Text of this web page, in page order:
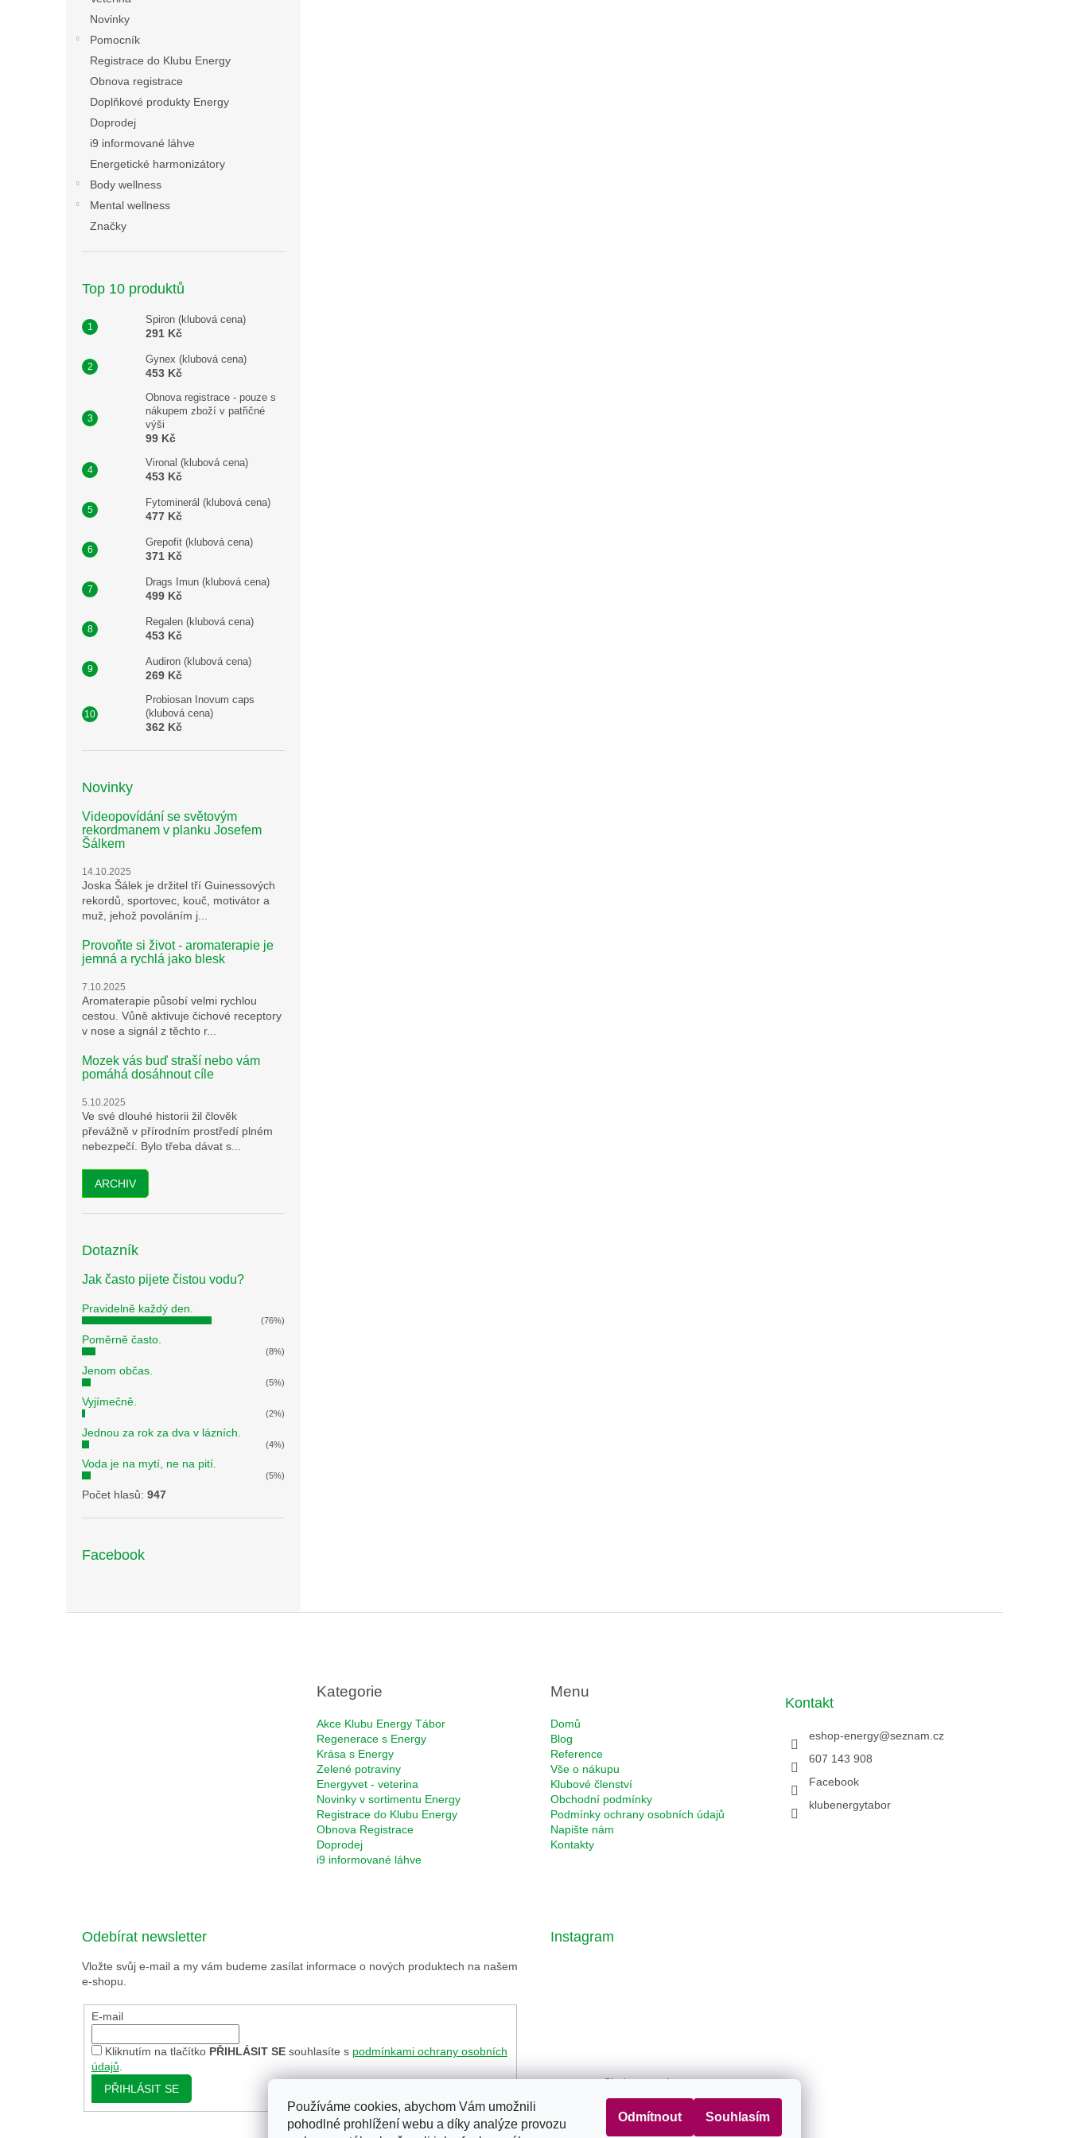
Používáme cookies, abychom Vám umožnili
pohodlné prohlížení webu a díky analýze provozu
Odmítnout Souhlasím
Novinky
Pomocník
Registrace do Klubu Energy
Obnova registrace
Doplňkové produkty Energy
Doprodej
i9 informované láhve
Energetické harmonizátory
Body wellness
Mental wellness
Značky
Top 10 produktů
Spiron (klubová cena)
291 Kč
Gynex (klubová cena)
453 Kč
Obnova registrace - pouze s
nákupem zboží v patřičné
výši
99 Kč
Vironal (klubová cena)
453 Kč
Fytominerál (klubová cena)
477 Kč
Grepofit (klubová cena)
371 Kč
Drags Imun (klubová cena)
499 Kč
Regalen (klubová cena)
453 Kč
Audiron (klubová cena)
269 Kč
Probiosan Inovum caps
(klubová cena)
362 Kč
Novinky
Videopovídání se světovým
rekordmanem v planku Josefem
Šálkem
14.10.2025
Joska Šálek je držitel tří Guinessových
rekordů, sportovec, kouč, motivátor a
muž, jehož povoláním j...
Provoňte si život - aromaterapie je
jemná a rychlá jako blesk
7.10.2025
Aromaterapie působí velmi rychlou
cestou. Vůně aktivuje čichové receptory
v nose a signál z těchto r...
Mozek vás buď straší nebo vám
pomáhá dosáhnout cíle
5.10.2025
Ve své dlouhé historii žil člověk
převážně v přírodním prostředí plném
nebezpečí. Bylo třeba dávat s...
ARCHIV
Dotazník
Jak často pijete čistou vodu?
Pravidelně každý den.
(76%)
Poměrně často.
(8%)
Jenom občas.
(5%)
Vyjímečně.
(2%)
Jednou za rok za dva v lázních.
(4%)
Voda je na mytí, ne na pití.
(5%)
Počet hlasů: 947
Facebook
Kategorie
Akce Klubu Energy Tábor
Regenerace s Energy
Krása s Energy
Zelené potraviny
Energyvet - veterina
Novinky v sortimentu Energy
Registrace do Klubu Energy
Obnova Registrace
Doprodej
i9 informované láhve
Menu
Domů
Blog
Reference
Vše o nákupu
Klubové členství
Obchodní podmínky
Podmínky ochrany osobních údajů
Napište nám
Kontakty
Kontakt
eshop-energy@seznam.cz
607 143 908
Facebook
klubenergytabor
Odebírat newsletter
Vložte svůj e-mail a my vám budeme zasílat informace o nových produktech na našem
e-shopu.
E-mail
Kliknutím na tlačítko PŘIHLÁSIT SEsouhlasíte s podmínkami ochrany osobních
údajů
PŘIHLÁSIT SE
Instagram
Sledovat na Instagramu